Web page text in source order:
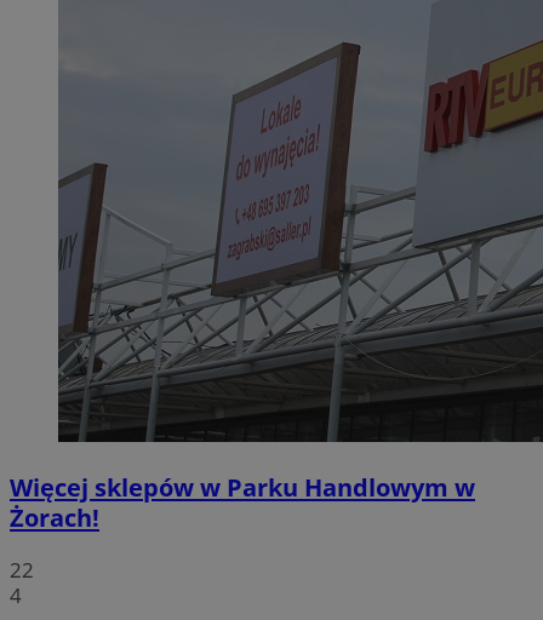
Więcej sklepów w Parku Handlowym w
Żorach!
22
4